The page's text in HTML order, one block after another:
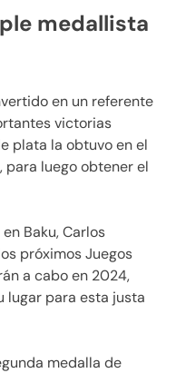
medallista
en un referente
victorias
plata la obtuvo en el
para luego obtener el
Baku, Carlos
próximos Juegos
a cabo en 2024,
lugar para esta justa
medalla de